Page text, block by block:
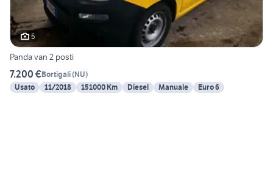
5
Panda van 2 posti
7.200 €Bortigali(NU)
Usato
11/2018 151000 Km Diesel Manuale Euro 6